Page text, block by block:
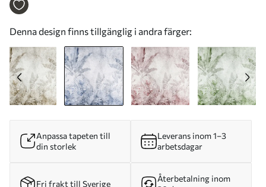
u73886v1
Denna design finns tillgänglig i andra färger:
Anpassa tapeten till
din storlek
Leverans inom 1–3
arbetsdagar
Fri frakt till Sverige
Återbetalning inom